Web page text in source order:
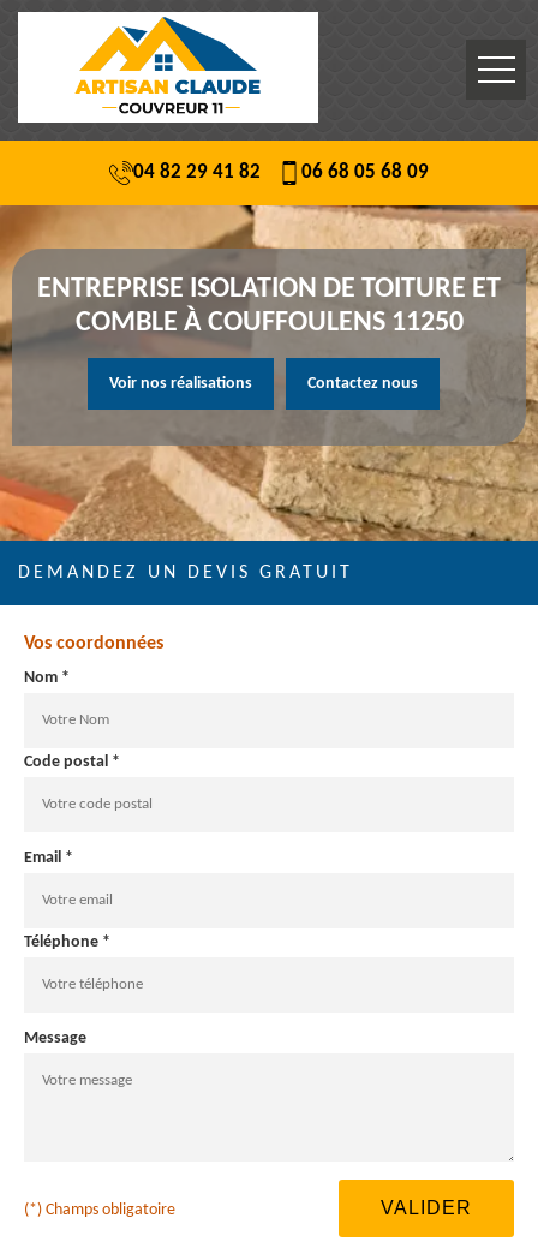
04 82 29 41 82 06 68 05 68 09
ENTREPRISE ISOLATION DE TOITURE ET
COMBLE À COUFFOULENS 11250
Voir nos réalisations Contactez nous
DEMANDEZ UN DEVIS GRATUIT
Vos coordonnées
Nom *
Code postal *
Email *
Téléphone *
Message
(*) Champs obligatoire